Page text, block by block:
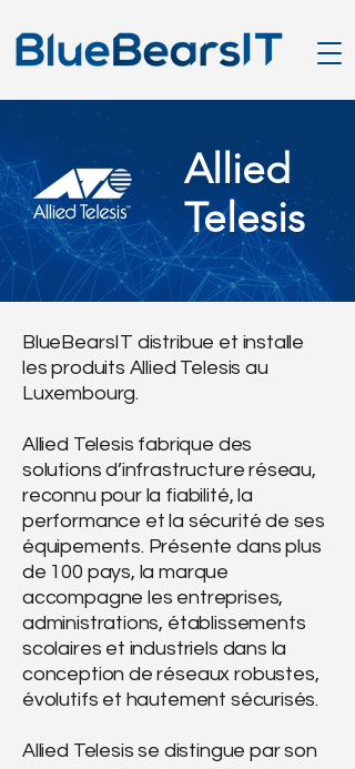
Allied
Telesis
BlueBearsIT distribue et installe
les produits Allied Telesis au
Luxembourg.
Allied Telesis fabrique des
solutions d’infrastructure réseau,
reconnu pour la fiabilité, la
performance et la sécurité de ses
équipements. Présente dans plus
de 100 pays, la marque
accompagne les entreprises,
administrations, établissements
scolaires et industriels dans la
conception de réseaux robustes,
évolutifs et hautement sécurisés.
Allied Telesis se distingue par son